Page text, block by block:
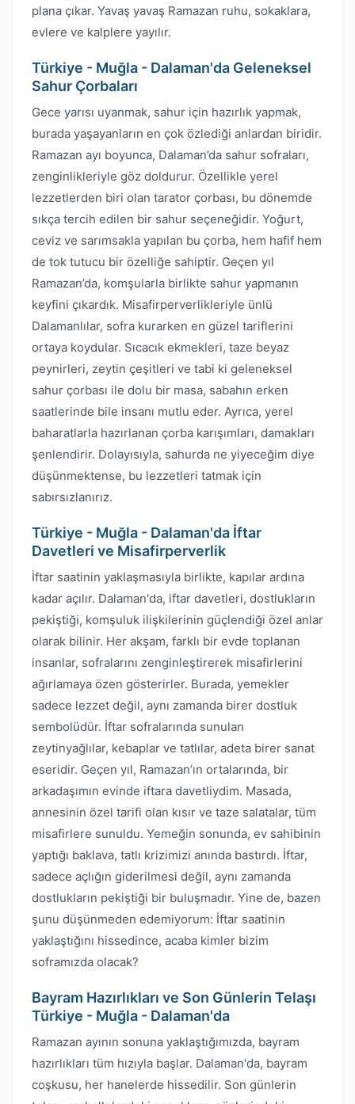
plana çıkar. Yavaş yavaş Ramazan ruhu, sokaklara,
evlere ve kalplere yayılır.
Türkiye - Muğla - Dalaman'da Geleneksel
Sahur Çorbaları
Gece yarısı uyanmak, sahur için hazırlık yapmak,
burada yaşayanların en çok özlediği anlardan biridir.
Ramazan ayı boyunca, Dalaman’da sahur sofraları,
zenginlikleriyle göz doldurur. Özellikle yerel
lezzetlerden biri olan tarator çorbası, bu dönemde
sıkça tercih edilen bir sahur seçeneğidir. Yoğurt,
ceviz ve sarımsakla yapılan bu çorba, hem hafif hem
de tok tutucu bir özelliğe sahiptir. Geçen yıl
Ramazan’da, komşularla birlikte sahur yapmanın
keyfini çıkardık. Misafirperverlikleriyle ünlü
Dalamanlılar, sofra kurarken en güzel tariflerini
ortaya koydular. Sıcacık ekmekleri, taze beyaz
peynirleri, zeytin çeşitleri ve tabi ki geleneksel
sahur çorbası ile dolu bir masa, sabahın erken
saatlerinde bile insanı mutlu eder. Ayrıca, yerel
baharatlarla hazırlanan çorba karışımları, damakları
şenlendirir. Dolayısıyla, sahurda ne yiyeceğim diye
düşünmektense, bu lezzetleri tatmak için
sabırsızlanırız.
Türkiye - Muğla - Dalaman'da İftar
Davetleri ve Misafirperverlik
İftar saatinin yaklaşmasıyla birlikte, kapılar ardına
kadar açılır. Dalaman'da, iftar davetleri, dostlukların
pekiştiği, komşuluk ilişkilerinin güçlendiği özel anlar
olarak bilinir. Her akşam, farklı bir evde toplanan
insanlar, sofralarını zenginleştirerek misafirlerini
ağırlamaya özen gösterirler. Burada, yemekler
sadece lezzet değil, aynı zamanda birer dostluk
sembolüdür. İftar sofralarında sunulan
zeytinyağlılar, kebaplar ve tatlılar, adeta birer sanat
eseridir. Geçen yıl, Ramazan’ın ortalarında, bir
arkadaşımın evinde iftara davetliydim. Masada,
annesinin özel tarifi olan kısır ve taze salatalar, tüm
misafirlere sunuldu. Yemeğin sonunda, ev sahibinin
yaptığı baklava, tatlı krizimizi anında bastırdı. İftar,
sadece açlığın giderilmesi değil, aynı zamanda
dostlukların pekiştiği bir buluşmadır. Yine de, bazen
şunu düşünmeden edemiyorum: İftar saatinin
yaklaştığını hissedince, acaba kimler bizim
soframızda olacak?
Bayram Hazırlıkları ve Son Günlerin Telaşı
Türkiye - Muğla - Dalaman'da
Ramazan ayının sonuna yaklaştığımızda, bayram
hazırlıkları tüm hızıyla başlar. Dalaman'da, bayram
coşkusu, her hanelerde hissedilir. Son günlerin